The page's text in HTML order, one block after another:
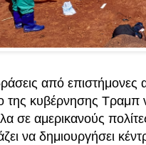
από
της κυβέρνησης Τραμπ
σε αμερικανούς
να δημιουργήσει